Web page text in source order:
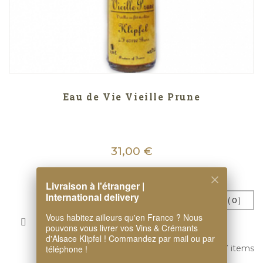
Eau de Vie Vieille Prune
31,00 €
Compare (0)
1 2 3 4 5
Showing 25 - 36 of 57 items
Livraison à l'étranger |
International delivery
Vous habitez ailleurs qu'en France ? Nous
pouvons vous livrer vos Vins & Crémants
d'Alsace Klipfel ! Commandez par mail ou par
téléphone !